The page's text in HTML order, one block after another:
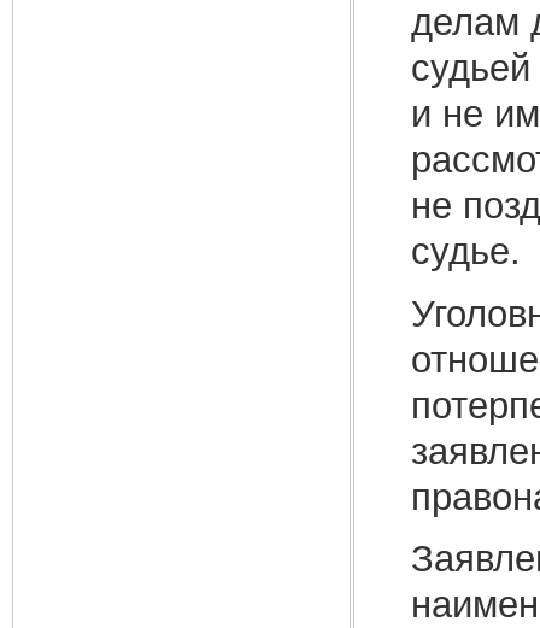
делам
и не
не
судье.